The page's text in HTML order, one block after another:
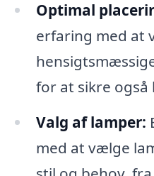
Optimal
erfaring med at
for at sikre
Valg af lamper:
med at vælge